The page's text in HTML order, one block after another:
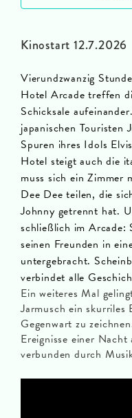
Kinostart 12.7.2026
Vierundzwanzig
Hotel Arcade treffen
Schicksale
japanischen Touristen
Spuren ihres Idols
Hotel steigt auch die
muss sich ein Zimmer
Dee Dee teilen, die
Johnny getrennt hat.
schließlich im Arcade:
seinen Freunden in
untergebracht.
verbindet alle
Ein weiteres Mal
Jarmusch ein
Gegenwart zu
Ereignisse einer
verbunden durch